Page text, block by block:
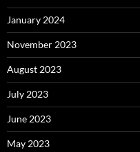
January 2024
November 2023
August 2023
July 2023
June 2023
May 2023